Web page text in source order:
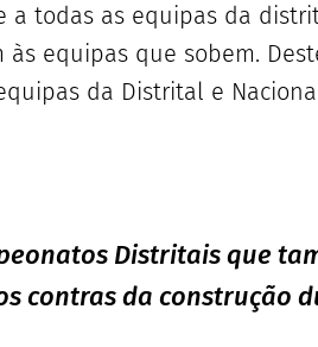
a todas as equipas da
equipas que sobem.
da Distrital e
Distritais que
contras da construção